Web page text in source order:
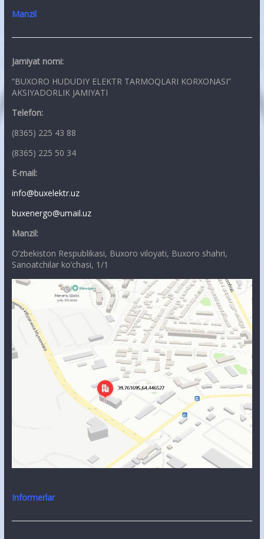
Manzil
Jamiyat nomi:
“BUXORO HUDUDIY ELEKTR TARMOQLARI KORXONASI”
AKSIYADORLIK JAMIYATI
Telefon:
(8365) 225 43 88
(8365) 225 50 34
E-mail:
info@buxelektr.uz
buxenergo@umail.uz
Manzil:
O’zbekiston Respublikasi, Buxoro viloyati, Buxoro shahri,
Sanoatchilar ko’chasi, 1/1
Informerlar